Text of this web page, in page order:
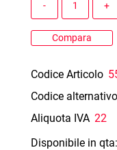
Compara
Codice Articolo
Codice alternativo
Aliquota IVA 22
Disponibile in qta: